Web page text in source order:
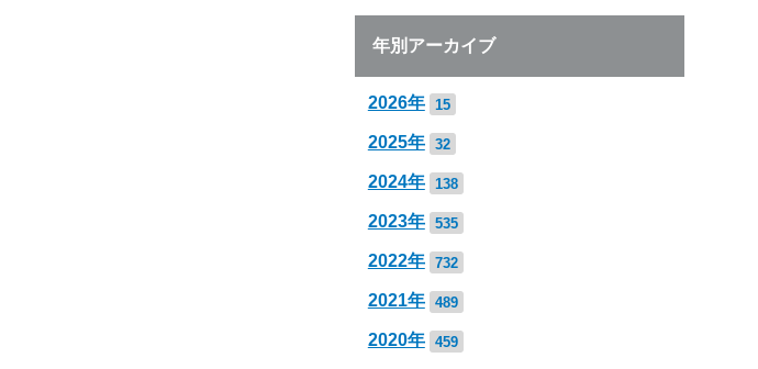
年別アーカイブ
2026年 15
2025年 32
2024年 138
2023年 535
2022年 732
2021年 489
2020年 459